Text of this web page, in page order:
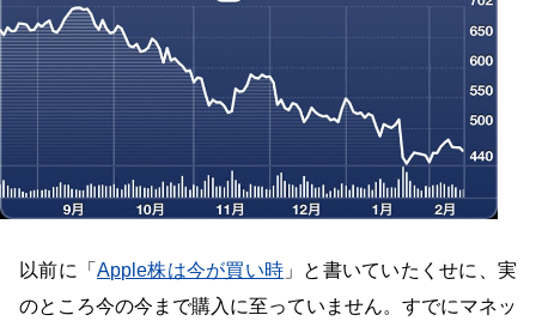
以前に「Apple株は今が買い時 」と書いていたくせに、実
のところ今の今まで購入に至っていません。すでにマネッ